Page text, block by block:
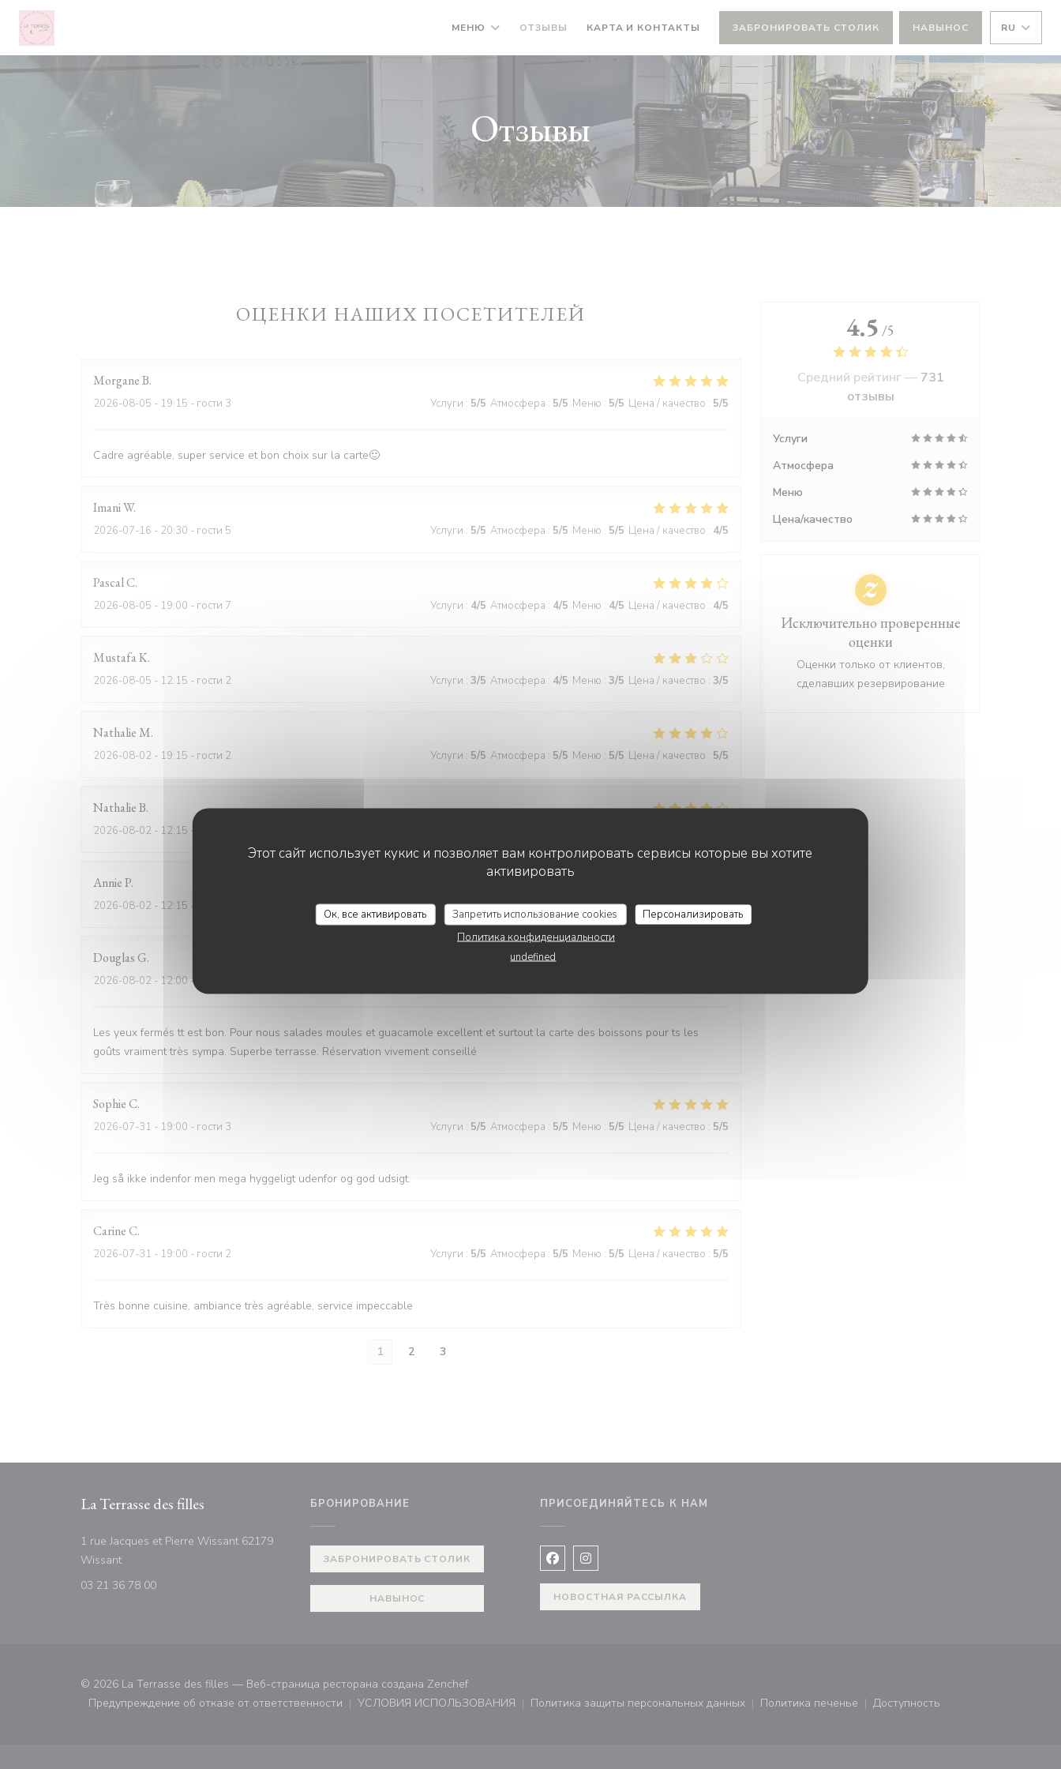
Панель управления cookies
Этот сайт использует кукис и позволяет вам контролировать сервисы которые вы хотите
активировать
Ок, все активировать Запретить использование cookies
Персонализировать
Политика конфиденциальности
undefined
МЕНЮ ОТЗЫВЫ КАРТА И КОНТАКТЫ ЗАБРОНИРОВАТЬ СТОЛИК НАВЫНОС RU
Отзывы
ОЦЕНКИ НАШИХ ПОСЕТИТЕЛЕЙ
MorganeB
2026-08-05 - 19:15 - гости 3 Услуги : 5/5 Атмосфера : 5/5 Меню : 5/5 Цена / качество : 5/5
Cadre agréable, super service et bon choix sur la carte🙂
ImaniW
2026-07-16 - 20:30 - гости 5 Услуги : 5/5 Атмосфера : 5/5 Меню : 5/5 Цена / качество : 4/5
PascalC
2026-08-05 - 19:00 - гости 7 Услуги : 4/5 Атмосфера : 4/5 Меню : 4/5 Цена / качество : 4/5
MustafaK
2026-08-05 - 12:15 - гости 2 Услуги : 3/5 Атмосфера : 4/5 Меню : 3/5 Цена / качество : 3/5
Nathalie M
2026-08-02 - 19:15 - гости 2 Услуги : 5/5 Атмосфера : 5/5 Меню : 5/5 Цена / качество : 5/5
NathalieB
2026-08-02 - 12:15 - гости 3
AnnieP
2026-08-02 - 12:15 - гости 2 Услуги:5/5 Атмосфера:5/5 Меню:5/5 Цена / качество:5/5
Douglas G
2026-08-02 - 12:00 - гости 2
Les yeux fermés tt est bon. Pour nous salades moules et guacamole excellent et surtout la carte des boissons pour ts les
goûts vraiment très sympa. Superbe terrasse. Réservation vivement conseillé
SophieC
2026-07-31 - 19:00 - гости 3 Услуги : 5/5 Атмосфера : 5/5 Меню : 5/5 Цена / качество : 5/5
Jeg så ikke indenfor men mega hyggeligt udenfor og god udsigt.
CarineC
2026-07-31 - 19:00 - гости 2 Услуги : 5/5 Атмосфера : 5/5 Меню : 5/5 Цена / качество : 5/5
Très bonne cuisine, ambiance très agréable, service impeccable
1 2 3
4.5 /5
Средний рейтинг — 731
отзывы
Услуги
Атмосфера
Меню
Цена/качество
Исключительно проверенные
оценки
Оценки только от клиентов,
сделавших резервирование
La Terrasse des filles
1 rue Jacques et Pierre Wissant 62179
Wissant((открывается в новом окне))
03 21 36 78 00
БРОНИРОВАНИЕ
ЗАБРОНИРОВАТЬ СТОЛИК
НАВЫНОС
ПРИСОЕДИНЯЙТЕСЬ К НАМ
Facebook ((открывается в новом окне))
Instagram ((открывается в новом окне))
НОВОСТНАЯ РАССЫЛКА
© 2026 La Terrasse des filles — Веб-страница ресторана создана Zenchef((открывается в новом окне))
Предупреждение об отказе от ответственности
((открывается в новом окне))
УСЛОВИЯ ИСПОЛЬЗОВАНИЯ
((открывается в новом окне))
Политика защиты персональных данных
((открывается в новом окне))
Политика печенье
((открывается в новом окне))
Доступность
((открывается в новом окне))